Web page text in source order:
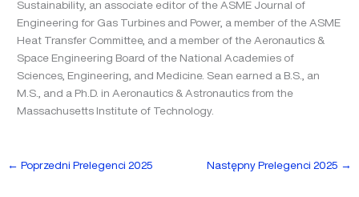
Sustainability, an associate editor of the ASME Journal of
Engineering for Gas Turbines and Power, a member of the ASME
Heat Transfer Committee, and a member of the Aeronautics &
Space Engineering Board of the National Academies of
Sciences, Engineering, and Medicine. Sean earned a B.S., an
M.S., and a Ph.D. in Aeronautics & Astronautics from the
Massachusetts Institute of Technology.
← Poprzedni Prelegenci 2025 Następny Prelegenci 2025 →